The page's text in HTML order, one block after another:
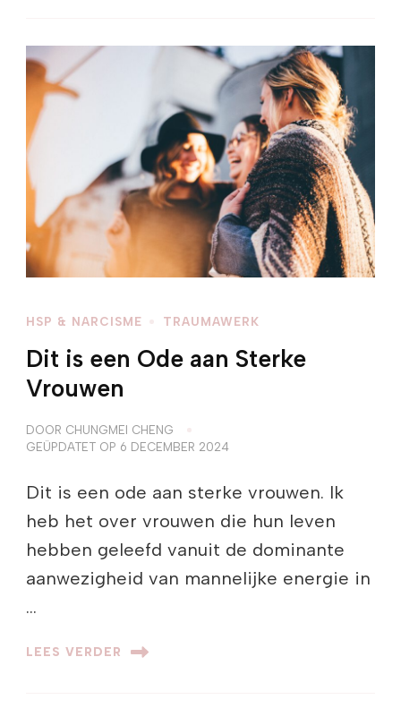
HSP & NARCISME TRAUMAWERK
Dit is een Ode aan Sterke
Vrouwen
DOOR CHUNGMEI CHENG
GEÜPDATET OP 6 DECEMBER 2024
​​Dit is een ode aan sterke vrouwen. Ik
heb het over vrouwen die hun leven
hebben geleefd vanuit de dominante
aanwezigheid van mannelijke energie in
…
LEES VERDER